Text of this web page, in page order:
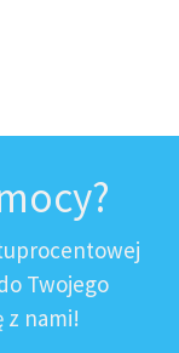
Twojego
z nami!